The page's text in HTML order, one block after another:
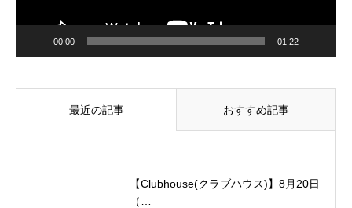
00:00 01:22
最近の記事 おすすめ記事
【Clubhouse(クラブハウス)】8月20日
（…